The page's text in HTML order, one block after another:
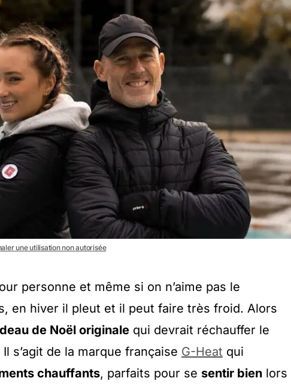
une utilisation non autorisée
personne et même si on n’aime pas le
en hiver il pleut et il peut faire très froid. Alors
de Noël originale qui devrait réchauffer le
s’agit de la marque française G-Heat qui
chauffants, parfaits pour se sentir bien lors